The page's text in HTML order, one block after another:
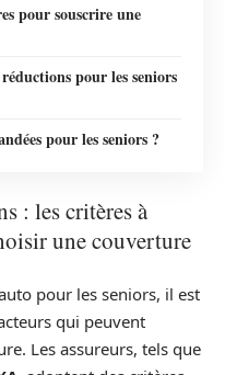
pour souscrire une
pour les seniors
pour les seniors ?
: les critères à
une couverture
pour les seniors, il est
qui peuvent
Les assureurs, tels que